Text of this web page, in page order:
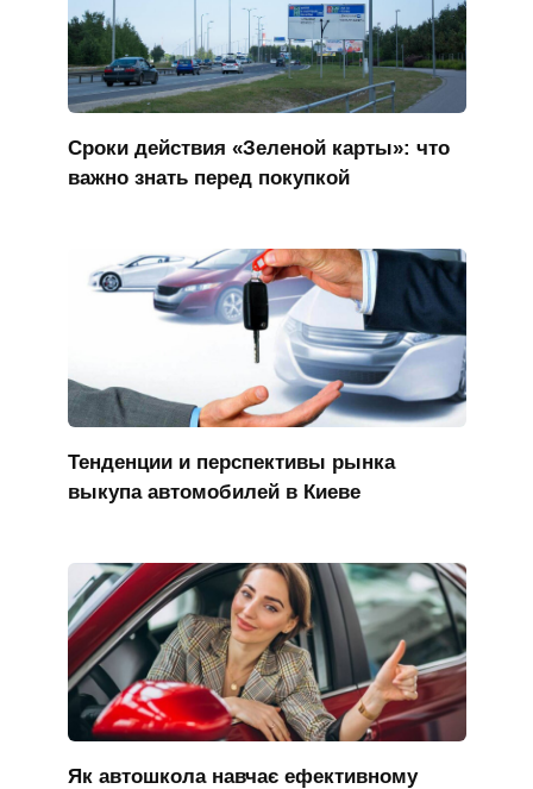
Сроки действия «Зеленой карты»: что
важно знать перед покупкой
Тенденции и перспективы рынка
выкупа автомобилей в Киеве
Як автошкола навчає ефективному